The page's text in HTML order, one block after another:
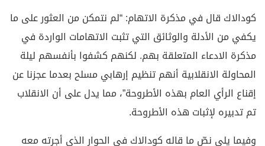
كودالاك قال في مذكرة الاتهام: “لم نتمكن من العثور على ما
يكفي من الأدلة والوثائق التي تثبت الاتهامات الواردة في
مذكرة الادعاء المتعلقة بهم. لكنهم كشفوا بأنفسهم ليلة
المحاولة الانقلابية أنهم تنظيم إرهابي مسلح بعدما عجزنا عن
إقناع الرأي العام بهذه الأطروحة”، مما يدل على أن الانقلاب
تم تدبيره لإثبات هذه الأطروحة.
وفيما يلي نصّ ما قاله كودالاك في الحوار الذي أجرته معه